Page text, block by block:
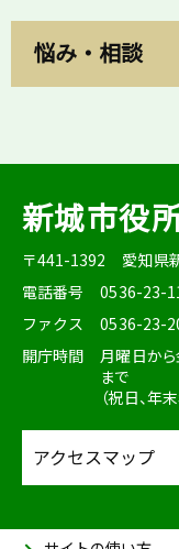
悩み・相談
新城市役
〒441-1392
愛知県
電話番号
0536-23-
ファクス
0536-23-
開庁時間
月曜日か
まで
（祝日、年
アクセスマップ